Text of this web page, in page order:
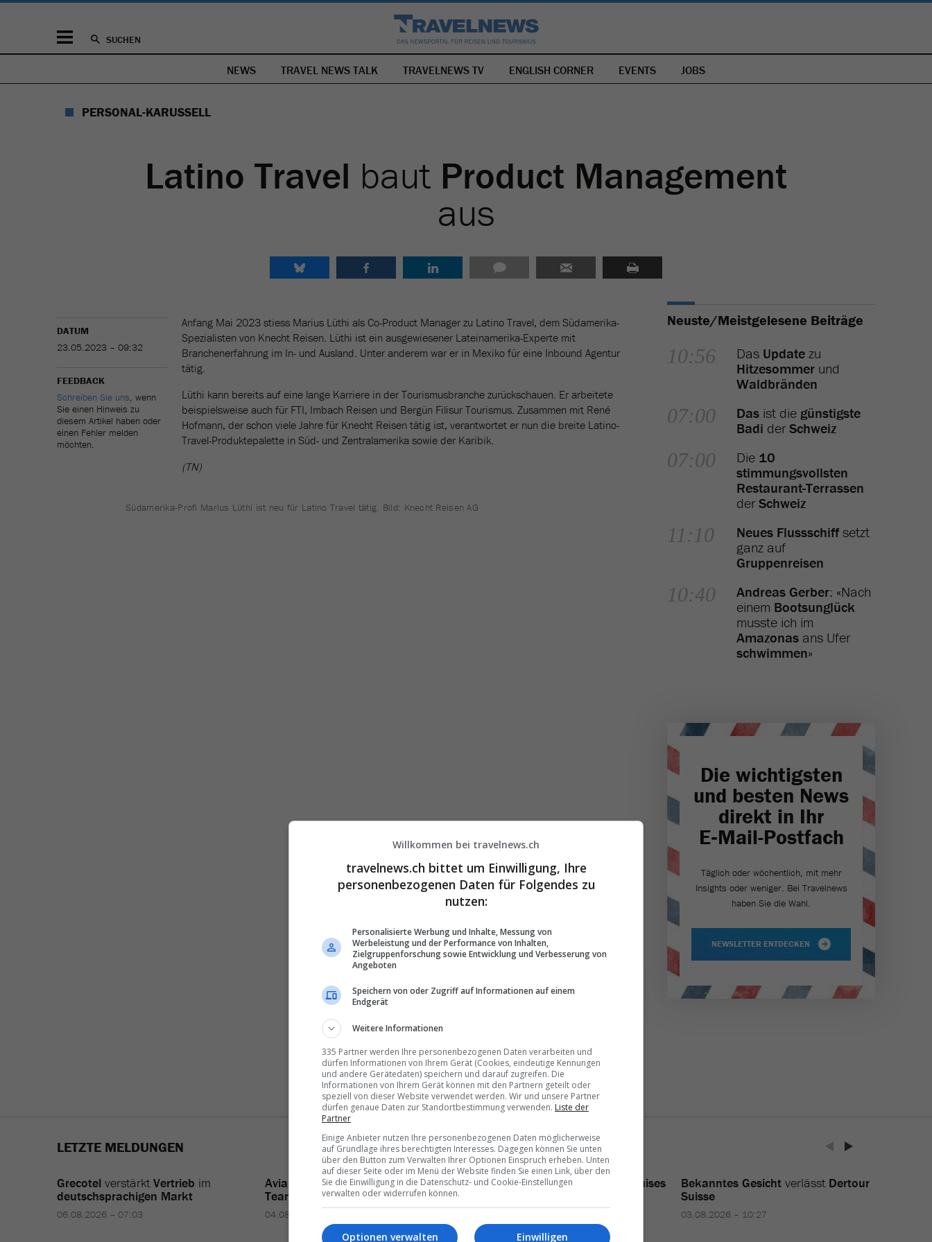
SUCHEN
NAVIGATION
ÜBERSPRINGEN
NEWS TRAVEL NEWS TALK TRAVELNEWS TV ENGLISH CORNER EVENTS JOBS
PERSONAL-KARUSSELL
Latino Travel baut Product Management
aus
DATUM
23.05.2023 – 09:32
FEEDBACK
Schreiben Sie uns, wenn
Sie einen Hinweis zu
diesem Artikel haben oder
einen Fehler melden
möchten.
Anfang Mai 2023 stiess Marius Lüthi als Co-Product Manager zu Latino Travel, dem Südamerika-
Spezialisten von Knecht Reisen. Lüthi ist ein ausgewiesener Lateinamerika-Experte mit
Branchenerfahrung im In- und Ausland. Unter anderem war er in Mexiko für eine Inbound Agentur
tätig.
Lüthi kann bereits auf eine lange Karriere in der Tourismusbranche zurückschauen. Er arbeitete
beispielsweise auch für FTI, Imbach Reisen und Bergün Filisur Tourismus. Zusammen mit René
Hofmann, der schon viele Jahre für Knecht Reisen tätig ist, verantwortet er nun die breite Latino-
Travel-Produktepalette in Süd- und Zentralamerika sowie der Karibik.
(TN)
Südamerika-Profi Marius Lüthi ist neu für Latino Travel tätig. Bild: Knecht Reisen AG
Neuste/Meistgelesene Beiträge
10:56 Das Update zu
Hitzesommer und
Waldbränden
07:00 Das ist die günstigste
Badi derSchweiz
07:00 Die 10
stimmungsvollsten
Restaurant-Terrassen
derSchweiz
11:10 Neues Flussschiff setzt
ganz auf
Gruppenreisen
10:40 Andreas Gerber: «Nach
einem Bootsunglück
musste ich im
Amazonas ans Ufer
schwimmen»
Die wichtigsten
und besten News
direkt in Ihr
E‑Mail-Postfach
Täglich oder wöchentlich, mit mehr
Insights oder weniger. Bei Travel­news
haben Sie die Wahl.
NEWSLETTER ENTDECKEN
LETZTE MELDUNGEN
Grecotel verstärktVertrieb im
deutschsprachigen Markt
06.08.2026 – 07:03
Aviareps Switzerlandverkleinert sein
Team
04.08.2026 – 10:20
Patricia Millerverlässt Kuoni Cruises Bekanntes Gesicht verlässt Dertour
Suisse
03.08.2026 – 10:27
Willkommen bei travelnews.ch
travelnews.ch bittet um Einwilligung, Ihre
personenbezogenen Daten für Folgendes zu
nutzen:
Personalisierte Werbung und Inhalte, Messung von
Werbeleistung und der Performance von Inhalten,
Zielgruppenforschung sowie Entwicklung und Verbesserung von
Angeboten
Speichern von oder Zugriff auf Informationen auf einem
Endgerät
Weitere Informationen
335 Partner werden Ihre personenbezogenen Daten verarbeiten und
dürfen Informationen von Ihrem Gerät (Cookies, eindeutige Kennungen
und andere Gerätedaten) speichern und darauf zugreifen. Die
Informationen von Ihrem Gerät können mit den Partnern geteilt oder
speziell von dieser Website verwendet werden. Wir und unsere Partner
dürfen genaue Daten zur Standortbestimmung verwenden. Liste der
Partner
Einige Anbieter nutzen Ihre personenbezogenen Daten möglicherweise
auf Grundlage ihres berechtigten Interesses. Dagegen können Sie unten
über den Button zum Verwalten Ihrer Optionen Einspruch erheben. Unten
auf dieser Seite oder im Menü der Website finden Sie einen Link, über den
Sie die Einwilligung in die Datenschutz- und Cookie-Einstellungen
verwalten oder widerrufen können.
Einwilligen
Optionen verwalten